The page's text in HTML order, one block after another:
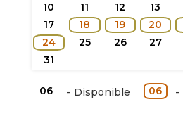
10
11 12 13
17
·
18 ·
19 ·
20
·
24 25 26 27
31
06 - Disponible 06 -